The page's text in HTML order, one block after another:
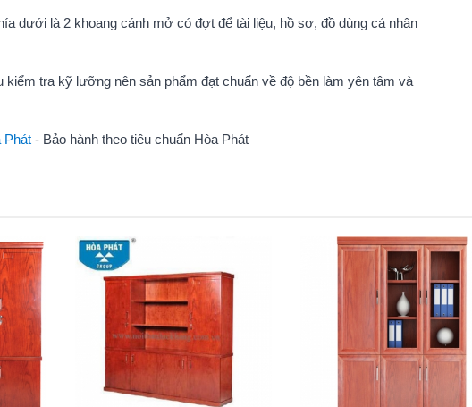
dưới là 2 khoang cánh mở có đợt để tài liệu, hồ sơ, đồ dùng cá nhân
tra kỹ lưỡng nên sản phẩm đạt chuẩn về độ bền làm yên tâm và
Phát - Bảo hành theo tiêu chuẩn Hòa Phát